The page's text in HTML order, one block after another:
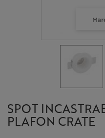
SPOT
PLAFON CRATE